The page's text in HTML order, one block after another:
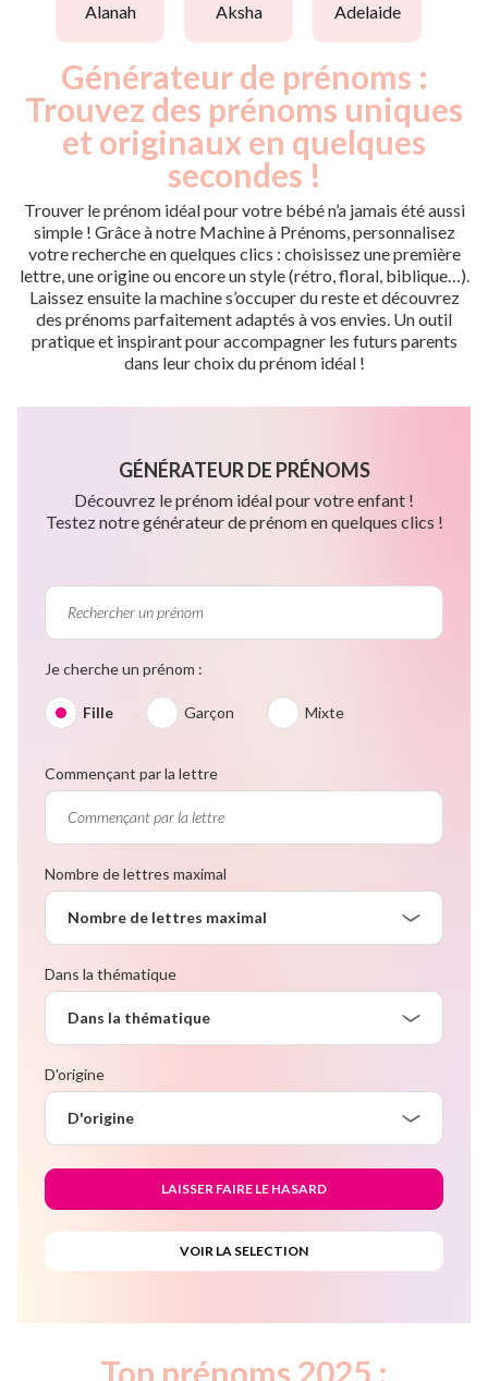
alanah aksha adelaide
Générateur de prénoms :
Trouvez des prénoms uniques
et originaux en quelques
secondes !
Trouver le prénom idéal pour votre bébé n’a jamais été aussi
simple ! Grâce à notre Machine à Prénoms, personnalisez
votre recherche en quelques clics : choisissez une première
lettre, une origine ou encore un style (rétro, floral, biblique…).
Laissez ensuite la machine s’occuper du reste et découvrez
des prénoms parfaitement adaptés à vos envies. Un outil
pratique et inspirant pour accompagner les futurs parents
dans leur choix du prénom idéal !
GÉNÉRATEUR DE PRÉNOMS
Découvrez le prénom idéal pour votre enfant !
Testez notre générateur de prénom en quelques clics !
Je cherche un prénom :
Fille Garçon Mixte
Commençant par la lettre
Nombre de lettres maximal
Nombre de lettres maximal
Dans la thématique
Dans la thématique
D'origine
D'origine
Top prénoms 2025 :